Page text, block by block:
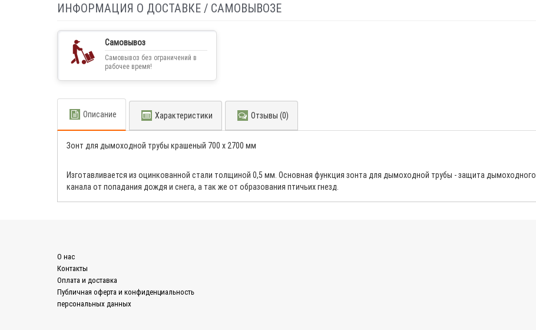
ИНФОРМАЦИЯ О ДОСТАВКЕ / САМОВЫВОЗЕ
Самовывоз
Самовывоз без ограничений в
рабочее время!
Описание Характеристики Отзывы (0)
Зонт для дымоходной трубы крашеный 700 x 2700 мм
Изготавливается из оцинкованной стали толщиной 0,5 мм. Основная функция зонта для дымоходной трубы - защита дымоходного
канала от попадания дождя и снега, а так же от образования птичьих гнезд.
О нас
Контакты
Оплата и доставка
Публичная оферта и конфиденциальность
персональных данных